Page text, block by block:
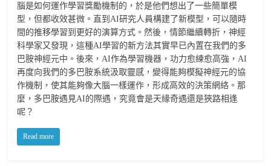
腦是如何運作學習獎勵機制的，於是他們想出了一些簡單模
型，但都收效甚微。直到AI研究人員構建了新模型，可以隨時
間的推移學習到更好的演算方式。然後，情節繼續轉折，神經
科學家又發現，這種AI學習的新方法其實早已內置在我們的多
巴胺神經元中。後來，AI作為學習機器，功力愈練愈高強，AI
再度向我們的多巴胺系統汲取靈感，變得能夠模擬神經元的協
作機制，使其能夠像大腦一樣運作，形成高效的決策網絡。那
麼，多巴胺遇見AI的際遇，究竟會是天緣奇遇還是狹路相逢
呢？
Read more